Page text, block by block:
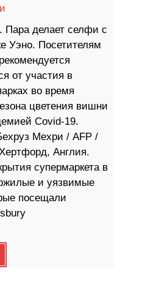
Пара делает селфи с
Уэно. Посетителям
от участия в
во время
цветения вишни
Covid-19.
Мехри / AFP /
Англия.
супермаркета в
и уязвимые
посещали